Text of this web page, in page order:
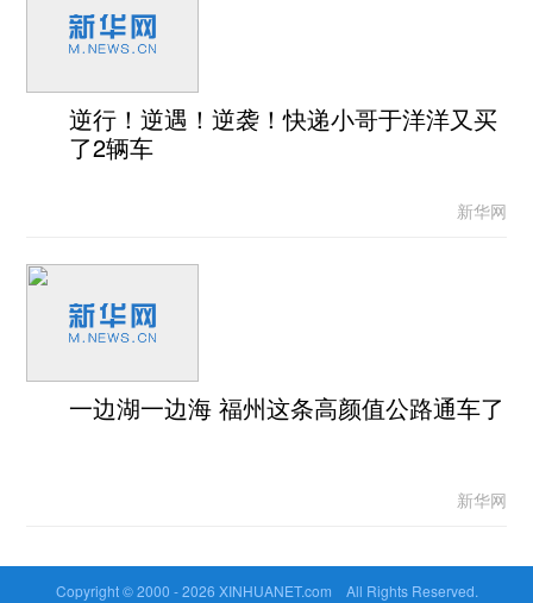
逆行！逆遇！逆袭！快递小哥于洋洋又买
了2辆车
新华网
一边湖一边海 福州这条高颜值公路通车了
新华网
Copyright © 2000 -2026 XINHUANET.com All Rights Reserved.